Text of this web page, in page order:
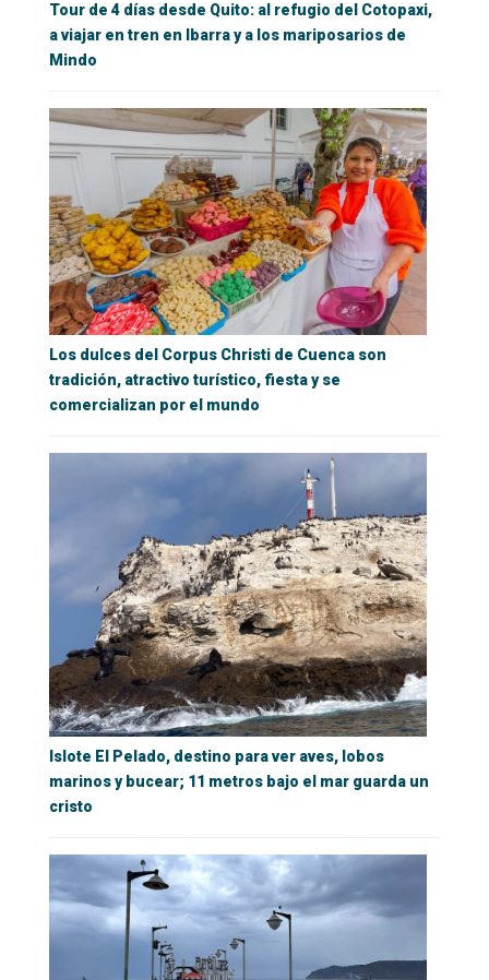
Tour de 4 días desde Quito: al refugio del Cotopaxi,
a viajar en tren en Ibarra y a los mariposarios de
Mindo
Los dulces del Corpus Christi de Cuenca son
tradición, atractivo turístico, fiesta y se
comercializan por el mundo
Islote El Pelado, destino para ver aves, lobos
marinos y bucear; 11 metros bajo el mar guarda un
cristo